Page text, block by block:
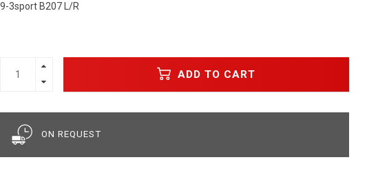
9-3sport B207 L/R
ADD TO CART
ON REQUEST